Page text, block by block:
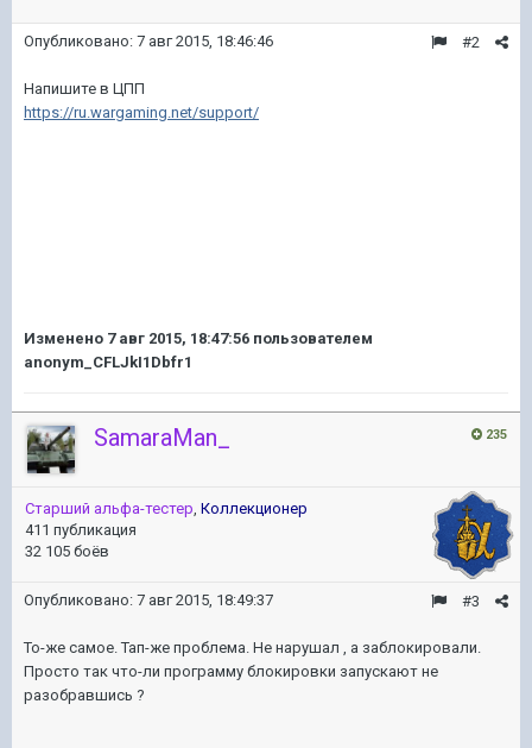
#2
Опубликовано: 7 авг 2015, 18:46:46
Напишите в ЦПП
https://ru.wargaming.net/support/
Изменено 7 авг 2015, 18:47:56 пользователем
anonym_CFLJkI1Dbfr1
235
SamaraMan_
Старший альфа-тестер, Коллекционер
411 публикация
32 105 боёв
#3
Опубликовано: 7 авг 2015, 18:49:37
То-же самое. Тап-же проблема. Не нарушал , а заблокировали.
Просто так что-ли программу блокировки запускают не
разобравшись ?